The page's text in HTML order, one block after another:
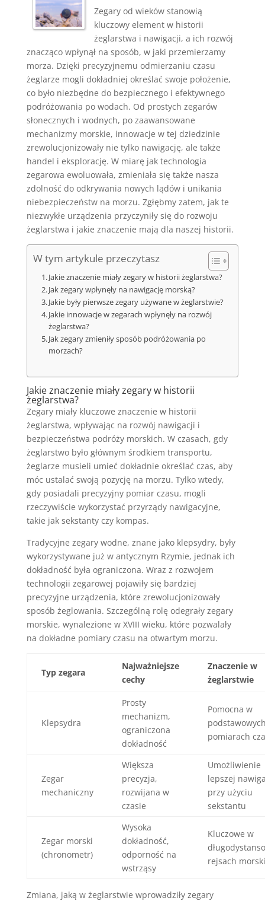
Zegary od wieków stanowią
kluczowy element w historii
żeglarstwa i nawigacji, a ich rozwój
znacząco wpłynął na sposób, w jaki przemierzamy
morza. Dzięki precyzyjnemu odmierzaniu czasu
żeglarze mogli dokładniej określać swoje położenie,
co było niezbędne do bezpiecznego i efektywnego
podróżowania po wodach. Od prostych zegarów
słonecznych i wodnych, po zaawansowane
mechanizmy morskie, innowacje w tej dziedzinie
zrewolucjonizowały nie tylko nawigację, ale także
handel i eksplorację. W miarę jak technologia
zegarowa ewoluowała, zmieniała się także nasza
zdolność do odkrywania nowych lądów i unikania
niebezpieczeństw na morzu. Zgłębmy zatem, jak te
niezwykłe urządzenia przyczyniły się do rozwoju
żeglarstwa i jakie znaczenie mają dla naszej historii.
W tym artykule przeczytasz
Jakie znaczenie miały zegary w historii żeglarstwa?
Jak zegary wpłynęły na nawigację morską?
Jakie były pierwsze zegary używane w żeglarstwie?
Jakie innowacje w zegarach wpłynęły na rozwój
żeglarstwa?
Jak zegary zmieniły sposób podróżowania po
morzach?
Jakie znaczenie miały zegary w historii
żeglarstwa?
Zegary miały kluczowe znaczenie w historii
żeglarstwa, wpływając na rozwój nawigacji i
bezpieczeństwa podróży morskich. W czasach, gdy
żeglarstwo było głównym środkiem transportu,
żeglarze musieli umieć dokładnie określać czas, aby
móc ustalać swoją pozycję na morzu. Tylko wtedy,
gdy posiadali precyzyjny pomiar czasu, mogli
rzeczywiście wykorzystać przyrządy nawigacyjne,
takie jak sekstanty czy kompas.
Tradycyjne zegary wodne, znane jako klepsydry, były
wykorzystywane już w antycznym Rzymie, jednak ich
dokładność była ograniczona. Wraz z rozwojem
technologii zegarowej pojawiły się bardziej
precyzyjne urządzenia, które zrewolucjonizowały
sposób żeglowania. Szczególną rolę odegrały zegary
morskie, wynalezione w XVIII wieku, które pozwalały
na dokładne pomiary czasu na otwartym morzu.
Typ zegara
Najważniejsze
cechy
Znaczenie w
żeglarstwie
Klepsydra
Prosty
mechanizm,
ograniczona
dokładność
Pomocna w
pomiarach
Zegar
mechaniczny
Większa
precyzja,
rozwijana w
czasie
Umożliwienie
lepszej
przy użyciu
sekstantu
Zegar morski
(chronometr)
Wysoka
dokładność,
odporność na
wstrząsy
Kluczowe w
rejsach
Zmiana, jaką w żeglarstwie wprowadziły zegary